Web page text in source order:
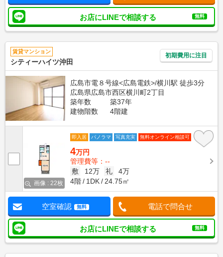
お店にLINEで相談する 無料
賃貸マンション
シティーハイツ沖田
初期費用に注目
広島市電８号線<広島電鉄>/横川駅 徒歩3分
広島県広島市西区横川町2丁目
築年数
築37年
建物階数
4階建
画像 : 22枚
即入居 パノラマ 写真充実 無料オンライン相談可
4万円
管理費等：--
敷
12万 礼
4万
4階
1DK 24.75㎡
空室確認 無料 電話で問合せ
お店にLINEで相談する 無料